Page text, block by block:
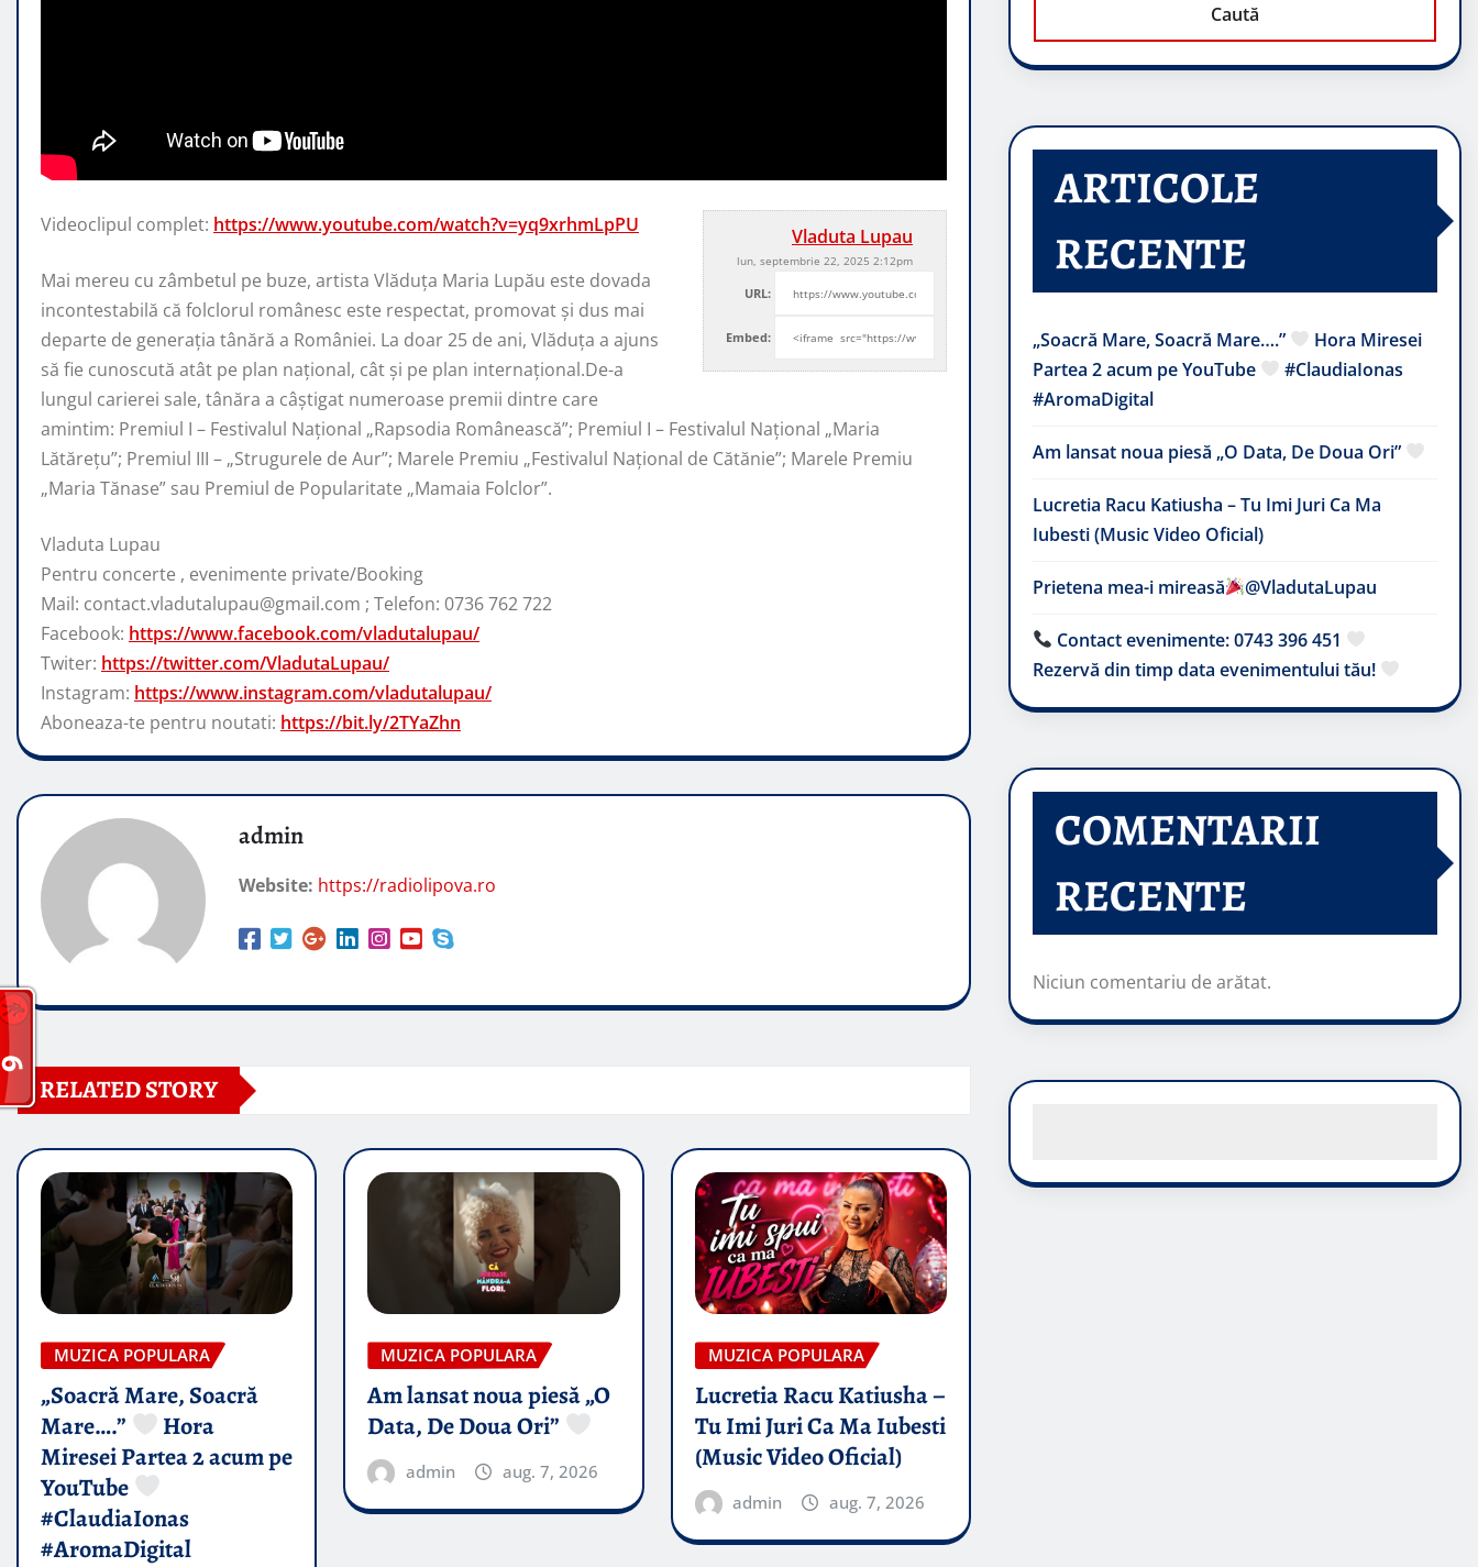
Vladuta Lupau
lun, septembrie 22, 2025 2:12pm
URL:
Embed:
Videoclipul complet: https://www.youtube.com/watch?v=yq9xrhmLpPU
Mai mereu cu zâmbetul pe buze, artista Vlăduța Maria Lupău este dovada
incontestabilă că folclorul românesc este respectat, promovat şi dus mai
departe de generaţia tânără a României. La doar 25 de ani, Vlăduța a ajuns
să fie cunoscută atât pe plan naţional, cât şi pe plan internaţional.De-a
lungul carierei sale, tânăra a câştigat numeroase premii dintre care
amintim: Premiul I – Festivalul Național „Rapsodia Românească”; Premiul I – Festivalul Național „Maria
Lătărețu”; Premiul III – „Strugurele de Aur”; Marele Premiu „Festivalul Național de Cătănie”; Marele Premiu
„Maria Tănase” sau Premiul de Popularitate „Mamaia Folclor”.
Vladuta Lupau
Pentru concerte , evenimente private/Booking
Mail: contact.vladutalupau@gmail.com ; Telefon: 0736 762 722
Facebook: https://www.facebook.com/vladutalupau/
Twiter: https://twitter.com/VladutaLupau/
Instagram: https://www.instagram.com/vladutalupau/
Aboneaza-te pentru noutati: https://bit.ly/2TYaZhn
admin
Website: https://radiolipova.ro
RELATED STORY
MUZICA POPULARA
„Soacră Mare, Soacră
Mare….”
Hora
Miresei Partea 2 acum pe
YouTube
#ClaudiaIonas
#AromaDigital
MUZICA POPULARA
Am lansat noua piesă „O
Data, De Doua Ori”
admin aug. 7, 2026
MUZICA POPULARA
Lucretia Racu Katiusha –
Tu Imi Juri Ca Ma Iubesti
(Music Video Oficial)
admin aug. 7, 2026
Caută
ARTICOLE
RECENTE
„Soacră Mare, Soacră Mare….”
Hora Miresei
Partea 2 acum pe YouTube
#ClaudiaIonas
#AromaDigital
Am lansat noua piesă „O Data, De Doua Ori”
Lucretia Racu Katiusha – Tu Imi Juri Ca Ma
Iubesti (Music Video Oficial)
Prietena mea-i mireasă​ @VladutaLupau
Contact evenimente: 0743 396 451
Rezervă din timp data evenimentului tău!
COMENTARII
RECENTE
Niciun comentariu de arătat.